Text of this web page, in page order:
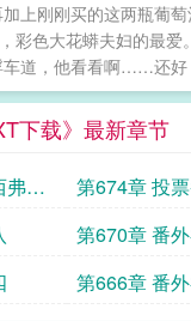
上刚刚买的这两瓶
色大花蟒夫妇的最
道，他看看啊……还
下载》最新章节
弗斯
第674章 投
三
第670章 番
第666章 番